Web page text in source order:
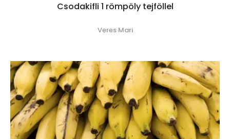
Csodakifli 1 römpöly tejföllel
Veres Mari